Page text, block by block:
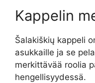
Kappelin
Šalakiškių kappeli
asukkaille ja se
merkittävää roolia
hengellisyydessä.